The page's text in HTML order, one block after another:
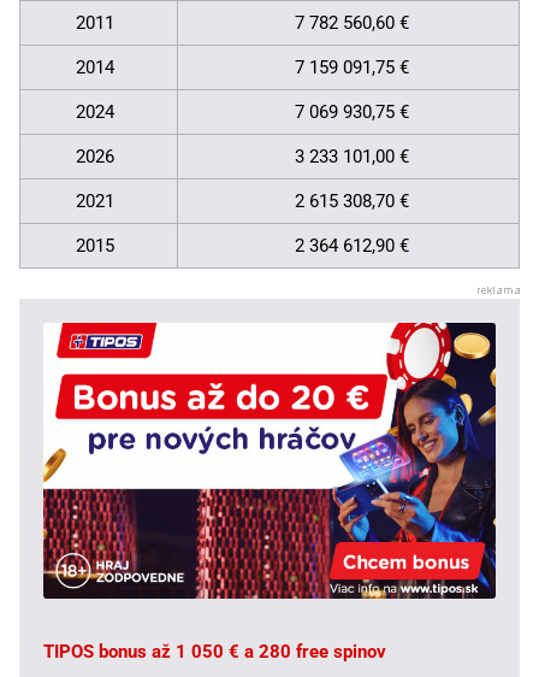
2011 7 782 560,60 €
2014 7 159 091,75 €
2024 7 069 930,75 €
2026 3 233 101,00 €
2021 2 615 308,70 €
2015 2 364 612,90 €
TIPOS bonus až 1 050 € a 280 free spinov